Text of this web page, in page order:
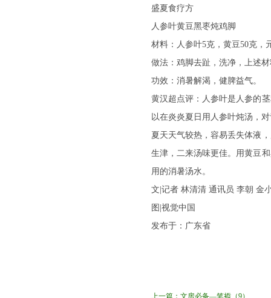
盛夏食疗方
人参叶黄豆黑枣炖鸡脚
材料：人参叶5克，黄豆50克，
做法：鸡脚去趾，洗净，上述
功效：消暑解渴，健脾益气。
黄汉超点评：人参叶是人参的
以在炎炎夏日用人参叶炖汤，
夏天天气较热，容易丢失体液
生津，二来汤味更佳。用黄豆
用的消暑汤水。
文|记者 林清清 通讯员 李朝 金
图|视觉中国
发布于：广东省
上一篇： 文房必备—笔掭（9）